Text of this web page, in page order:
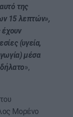
της
15 λεπτών»,
έχουν
(υγεία,
μέσα
»,
Μορένο